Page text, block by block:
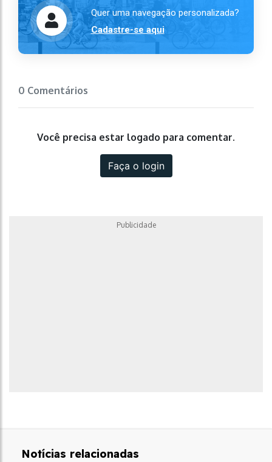
Quer uma navegação personalizada?
Cadastre-se aqui
0 Comentários
Você precisa estar logado para comentar.
Faça o login
Publicidade
Notícias relacionadas